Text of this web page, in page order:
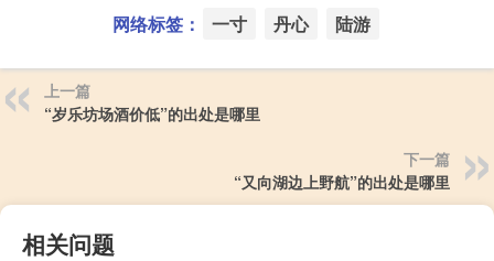
网络标签： 一寸 丹心 陆游
上一篇
“岁乐坊场酒价低”的出处是哪里
下一篇
“又向湖边上野航”的出处是哪里
相关问题